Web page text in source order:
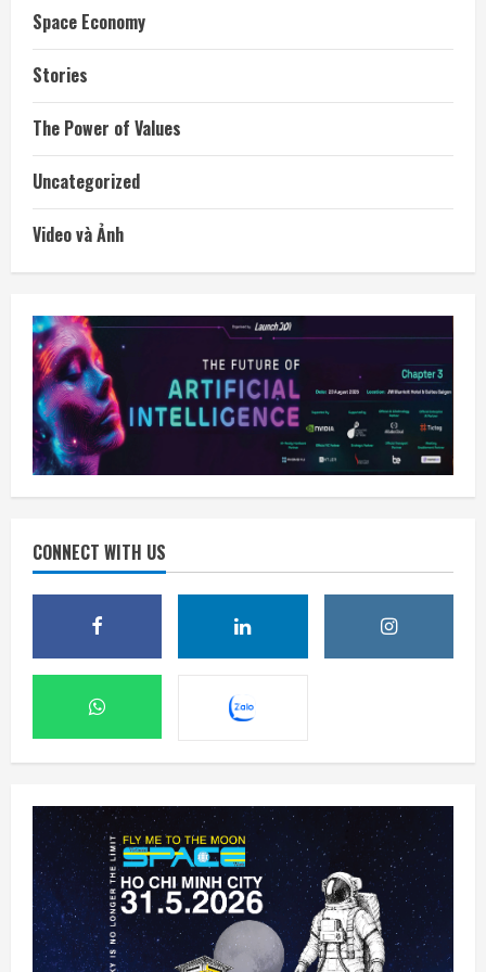
Space Economy
Stories
The Power of Values
Uncategorized
Video và Ảnh
CONNECT WITH US
Meta ra mắt tác nhân AI lập trình, cạnh
tranh với Anthropic và OpenAI